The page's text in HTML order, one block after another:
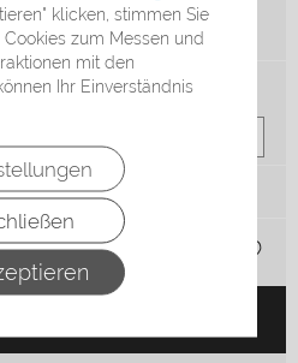
klicken, stimmen Sie
zum Messen und
mit den
Ihr Einverständnis